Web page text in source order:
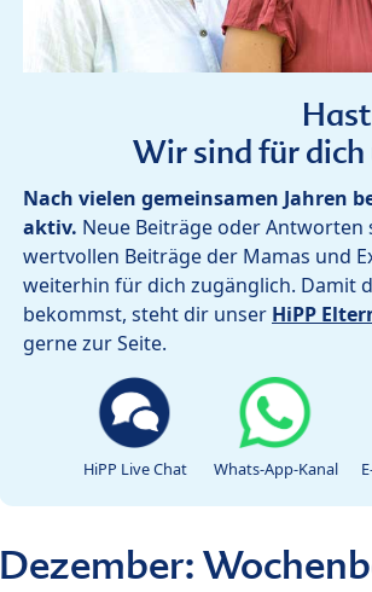
Wir sind für
Nach vielen gemeinsamen Jahren
aktiv. Neue Beiträge oder
wertvollen Beiträge der Mamas und
weiterhin für dich zugänglich. Damit
bekommst, steht dir unser HiPP
gerne zur Seite.
HiPP Live Chat Whats-App-Kanal
Dezember: